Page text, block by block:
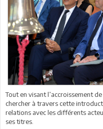
Tout en visant l’accroissement
chercher à travers cette
relations avec les différents
ses titres.